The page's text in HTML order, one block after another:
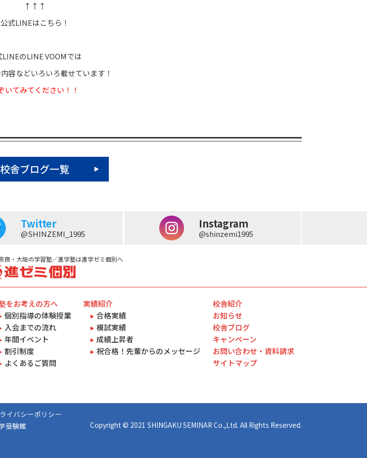
↑↑↑
公式LINEはこちら！
LINEのLINE VOOMでは
容などいろいろ載せています！
いてみてください！！
校舎ブログ一覧
Twitter
@SHINZEMI_1995
Instagram
@shinzemi1995
良・大阪の学習塾／進学塾は進学ゼミ個別へ
をお考えの方へ
個別指導の体験授業
入会までの流れ
年間イベント
割引制度
よくあるご質問
実績紹介
合格実績
模試実績
成績上昇者
祝合格！先輩からのメッセージ
校舎紹介
お知らせ
校舎ブログ
キャンペーン
お問い合わせ・資料請求
サイトマップ
イバシーポリシー
受験館 Copyright © 2021 SHINGAKU SEMINAR Co.,Ltd. All Rights Reserved.